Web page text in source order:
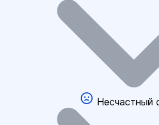
Несчастный